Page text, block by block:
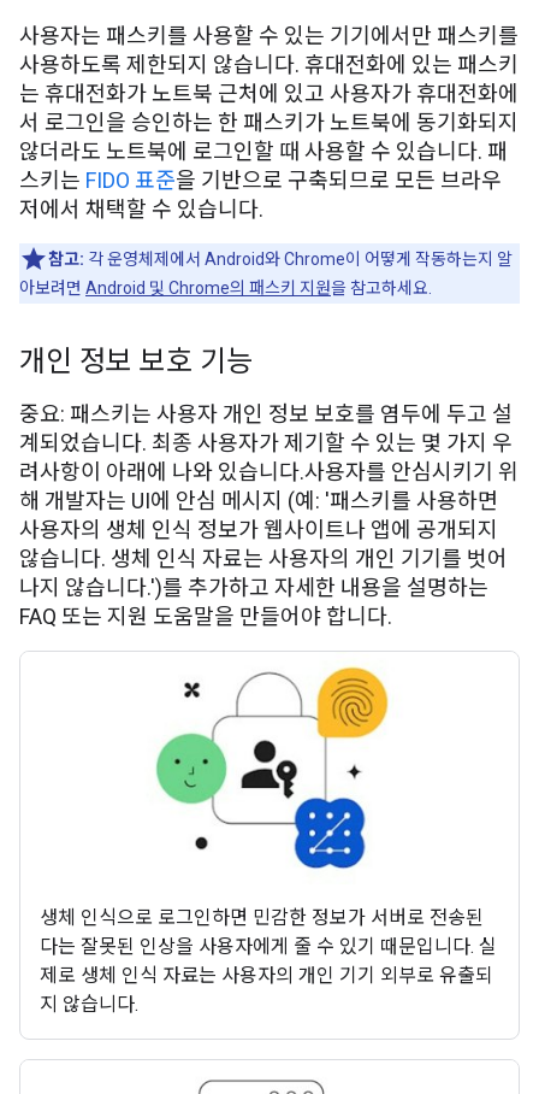
사용자는 패스키를 사용할 수 있는 기기에서만 패스키를
사용하도록 제한되지 않습니다. 휴대전화에 있는 패스키
는 휴대전화가 노트북 근처에 있고 사용자가 휴대전화에
서 로그인을 승인하는 한 패스키가 노트북에 동기화되지
않더라도 노트북에 로그인할 때 사용할 수 있습니다. 패
스키는 FIDO 표준을 기반으로 구축되므로 모든 브라우
저에서 채택할 수 있습니다.
참고: 각 운영체제에서 Android와 Chrome이 어떻게 작동하는지 알
아보려면 Android 및 Chrome의 패스키 지원을 참고하세요.
개인 정보 보호 기능
중요: 패스키는 사용자 개인 정보 보호를 염두에 두고 설
계되었습니다. 최종 사용자가 제기할 수 있는 몇 가지 우
려사항이 아래에 나와 있습니다.사용자를 안심시키기 위
해 개발자는 UI에 안심 메시지 (예: '패스키를 사용하면
사용자의 생체 인식 정보가 웹사이트나 앱에 공개되지
않습니다. 생체 인식 자료는 사용자의 개인 기기를 벗어
나지 않습니다.')를 추가하고 자세한 내용을 설명하는
FAQ 또는 지원 도움말을 만들어야 합니다.
생체 인식으로 로그인하면 민감한 정보가 서버로 전송된
다는 잘못된 인상을 사용자에게 줄 수 있기 때문입니다. 실
제로 생체 인식 자료는 사용자의 개인 기기 외부로 유출되
지 않습니다.